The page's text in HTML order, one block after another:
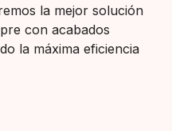
la mejor solución
con acabados
la máxima eficiencia